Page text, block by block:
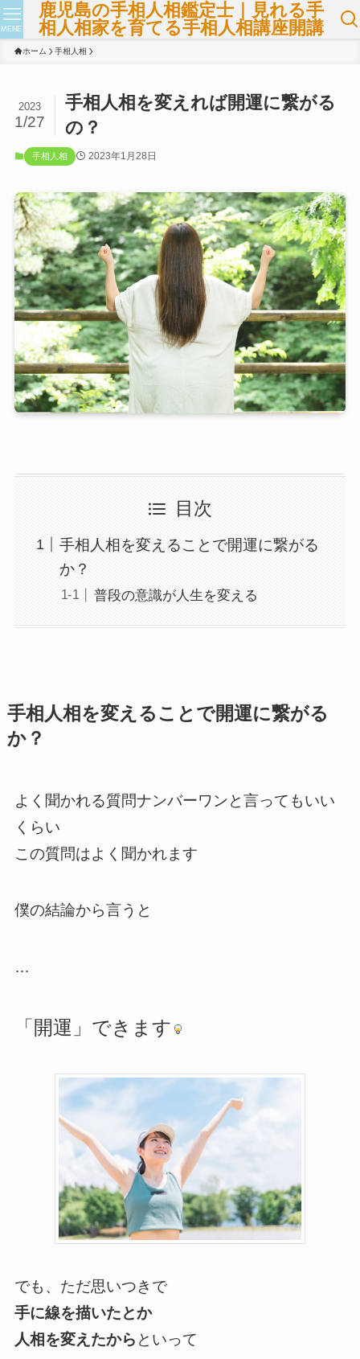
鹿児島の手相人相鑑定士｜見れる手
相人相家を育てる手相人相講座開講
MENE
ホーム 手相人相
手相人相を変えれば開運に繋がる
の？
2023
1/27
手相人相 2023年1月28日
目次
手相人相を変えることで開運に繋がる
か？
普段の意識が人生を変える
手相人相を変えることで開運に繋がる
か？
よく聞かれる質問ナンバーワンと言ってもいい
くらい
この質問はよく聞かれます
僕の結論から言うと
…
「開運」できます
でも、ただ思いつきで
手に線を描いたとか
人相を変えたから といって